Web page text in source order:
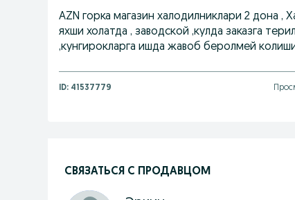
AZN горка магазин халодилниклари 2 дона ,
яхши холатда , заводской ,кулда заказга
,кунгирокларга ишда жавоб беролмей
ID: 41537779
СВЯЗАТЬСЯ С ПРОДАВЦОМ